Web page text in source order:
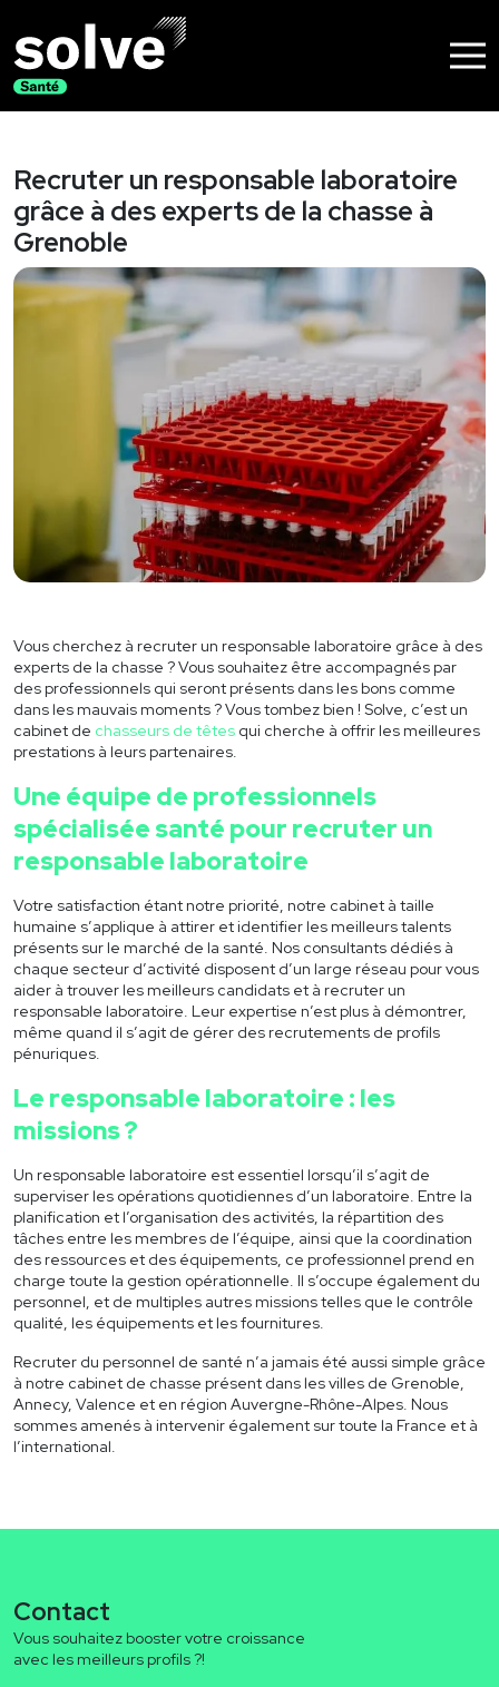
Nos solutions
Accompagnement de dirigeants
Nos métiers
Médical
Dentaire
Pharmacie
Paramédical
Appareillage et assistance
Cadre de santé
Réeducation
Life sciences
Pourquoi Solve
A propos
Nos clients
Offres d’emploi
Contact
04 78 05 66 16
Recruter un responsable laboratoire
grâce à des experts de la chasse à
Grenoble
Vous cherchez à recruter un responsable laboratoire grâce à des
experts de la chasse ? Vous souhaitez être accompagnés par
des professionnels qui seront présents dans les bons comme
dans les mauvais moments ? Vous tombez bien ! Solve, c’est un
cabinet de chasseurs de têtes qui cherche à offrir les meilleures
prestations à leurs partenaires.
Une équipe de professionnels
spécialisée santé pour recruter un
responsable laboratoire
Votre satisfaction étant notre priorité, notre cabinet à taille
humaine s’applique à attirer et identifier les meilleurs talents
présents sur le marché de la santé. Nos consultants dédiés à
chaque secteur d’activité disposent d’un large réseau pour vous
aider à trouver les meilleurs candidats et à recruter un
responsable laboratoire. Leur expertise n’est plus à démontrer,
même quand il s’agit de gérer des recrutements de profils
pénuriques.
Le responsable laboratoire : les
missions ?
Un responsable laboratoire est essentiel lorsqu’il s’agit de
superviser les opérations quotidiennes d’un laboratoire. Entre la
planification et l’organisation des activités, la répartition des
tâches entre les membres de l’équipe, ainsi que la coordination
des ressources et des équipements, ce professionnel prend en
charge toute la gestion opérationnelle. Il s’occupe également du
personnel, et de multiples autres missions telles que le contrôle
qualité, les équipements et les fournitures.
Recruter du personnel de santé n’a jamais été aussi simple grâce
à notre cabinet de chasse présent dans les villes de Grenoble,
Annecy, Valence et en région Auvergne-Rhône-Alpes. Nous
sommes amenés à intervenir également sur toute la France et à
l’international.
Contact
Vous souhaitez booster votre croissance
avec les meilleurs profils ?!